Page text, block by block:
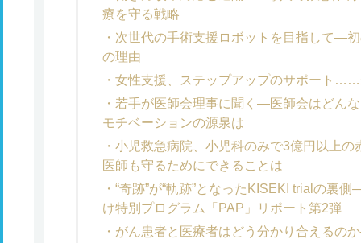
療を守る戦略
次世代の手術支援ロボットを目指して―
の理由
女性支援、ステップアップのサポート
若手が医師会理事に聞く―医師会はどん
モチベーションの源泉は
小児救急病院、小児科のみで3億円以上
医師も守るためにできることは
“奇跡”が“軌跡”となったKISEKI trialの裏
け特別プログラム「PAP」リポート第2弾
がん患者と医療者はどう分かり合えるの